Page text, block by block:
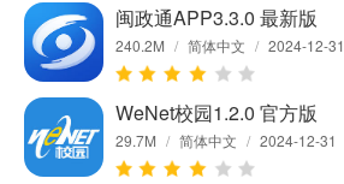
闽政通APP3.3.0 最新版
240.2M / 简体中文 / 2024-12-31
WeNet校园1.2.0 官方版
29.7M / 简体中文 / 2024-12-31